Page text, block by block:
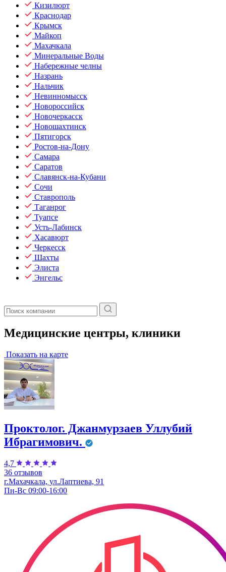
Кизилюрт
Краснодар
Крымск
Майкоп
Махачкала
Минеральные Воды
Набережные челны
Назрань
Нальчик
Невинномысск
Новороссийск
Новочеркасск
Новошахтинск
Пятигорск
Ростов-на-Дону
Самара
Саратов
Славянск-на-Кубани
Сочи
Ставрополь
Таганрог
Туапсе
Усть-Лабинск
Хасавюрт
Черкесск
Шахты
Элиста
Энгельс
Медицинские центры, клиники
Показать на карте
Проктолог. Джанмурзаев Уллубий
Ибрагимович.
4,7
36 отзывов
г.Махачкала, ул.Лаптиева, 91
Пн-Вс 09:00-16:00